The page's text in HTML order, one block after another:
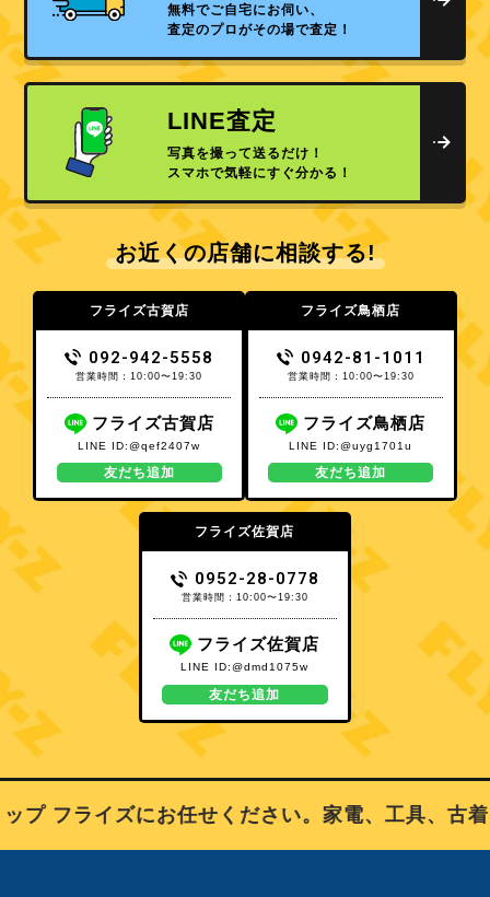
無料でご自宅にお伺い、
査定のプロがその場で査定！
LINE査定
写真を撮って送るだけ！
スマホで気軽にすぐ分かる！
お近くの店舗に相談する!
フライズ古賀店
092-942-5558
営業時間：10:00〜19:30
フライズ古賀店
LINE ID:@qef2407w
友だち追加
フライズ鳥栖店
0942-81-1011
営業時間：10:00〜19:30
フライズ鳥栖店
LINE ID:@uyg1701u
友だち追加
フライズ佐賀店
0952-28-0778
営業時間：10:00〜19:30
フライズ佐賀店
LINE ID:@dmd1075w
友だち追加
フライズにお任せください。家電、工具、古着